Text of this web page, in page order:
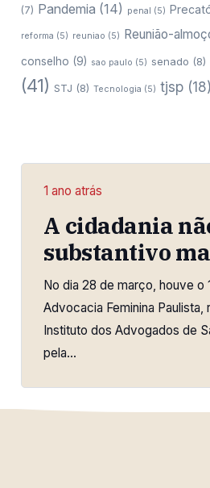
(7) Pandemia (14) penal (5)
reforma (5) reuniao (5) Reunião-
conselho (9) sao paulo (5) senado (8)
(41) STJ (8) Tecnologia (5) tjsp(18)
1 ano atrás
A cidadania
substantivo
No dia 28 de março, houve o
Advocacia Feminina Paulista,
Instituto dos Advogados de
pela…